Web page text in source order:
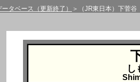
タベース（更新終了） ＞（JR東日本）下菅谷
し